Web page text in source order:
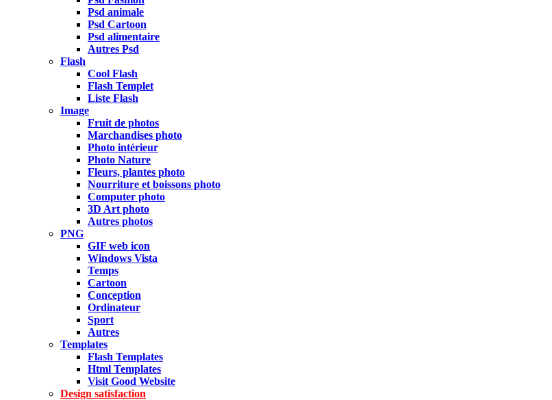
Psd animale
Psd Cartoon
Psd alimentaire
Autres Psd
Flash
Cool Flash
Flash Templet
Liste Flash
Image
Fruit de photos
Marchandises photo
Photo intérieur
Photo Nature
Fleurs, plantes photo
Nourriture et boissons photo
Computer photo
3D Art photo
Autres photos
PNG
GIF web icon
Windows Vista
Temps
Cartoon
Conception
Ordinateur
Sport
Autres
Templates
Flash Templates
Html Templates
Visit Good Website
Design satisfaction